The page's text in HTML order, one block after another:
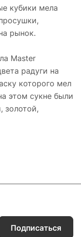
кубики мела
рынок.
Master
радуги на
которого мел
этом сукне были
золотой,
Подписаться